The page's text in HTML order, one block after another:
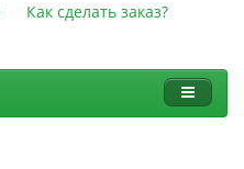
Как сделать заказ?